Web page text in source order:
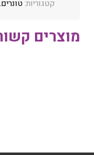
קטגוריות:טונרים,
מוצרים